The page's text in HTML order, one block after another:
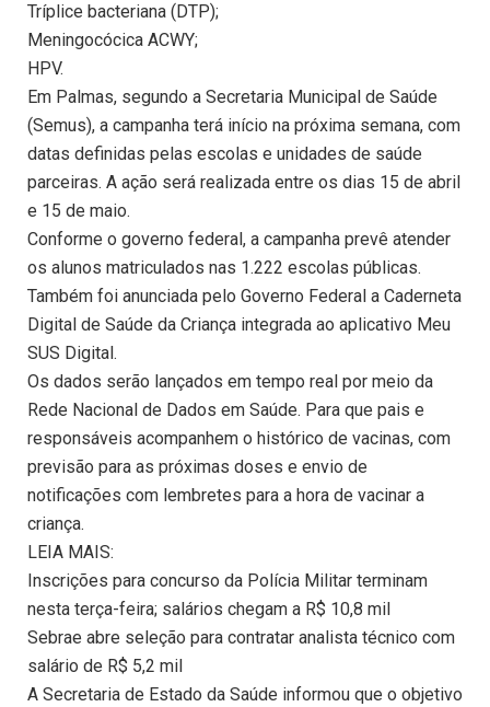
Tríplice bacteriana (DTP);
Meningocócica ACWY;
HPV.
Em Palmas, segundo a Secretaria Municipal de Saúde
(Semus), a campanha terá início na próxima semana, com
datas definidas pelas escolas e unidades de saúde
parceiras. A ação será realizada entre os dias 15 de abril
e 15 de maio.
Conforme o governo federal, a campanha prevê atender
os alunos matriculados nas 1.222 escolas públicas.
Também foi anunciada pelo Governo Federal a Caderneta
Digital de Saúde da Criança integrada ao aplicativo Meu
SUS Digital.
Os dados serão lançados em tempo real por meio da
Rede Nacional de Dados em Saúde. Para que pais e
responsáveis acompanhem o histórico de vacinas, com
previsão para as próximas doses e envio de
notificações com lembretes para a hora de vacinar a
criança.
LEIA MAIS:
Inscrições para concurso da Polícia Militar terminam
nesta terça-feira; salários chegam a R$ 10,8 mil
Sebrae abre seleção para contratar analista técnico com
salário de R$ 5,2 mil
A Secretaria de Estado da Saúde informou que o objetivo